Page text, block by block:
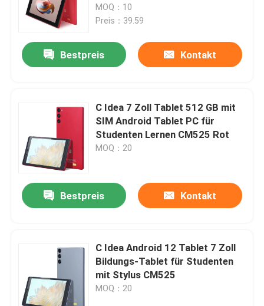
Unterstützung für Jugendliche
Unterhaltung CM522
MOQ：10
Preis：39.59
Bestpreis Kontakt
C Idea 7 Zoll Tablet 512 GB mit
SIM Android Tablet PC für
Studenten Lernen CM525 Rot
MOQ：20
Bestpreis Kontakt
C Idea Android 12 Tablet 7 Zoll
Bildungs-Tablet für Studenten
mit Stylus CM525
MOQ：20